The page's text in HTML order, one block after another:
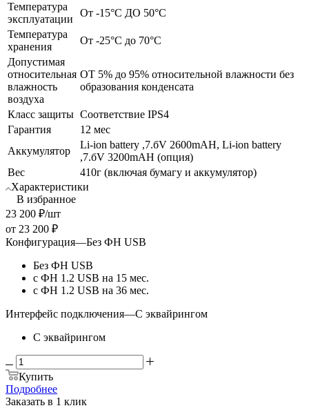
Температура
эксплуатации
От -15°С ДО 50°С
Температура
хранения
От -25°С до 70°С
Допустимая
относительная
влажность
воздуха
ОТ 5% до 95% относительной влажности без
образования конденсата
Класс защиты Соответствие IPS4
Гарантия
12 мес
Аккумулятор
Li-ion battery ,7.бV 2600mAH, Li-ion battery
,7.бV 3200mAН (опция)
Вес
410г (включая бумагу и аккумулятор)
Характеристики
В избранное
23 200 ₽/шт
от 23 200 ₽
Конфигурация—Без ФН USB
Без ФН USB
с ФН 1.2 USB на 15 мес.
с ФН 1.2 USB на 36 мес.
Интерфейс подключения—С эквайрингом
С эквайрингом
Купить
Подробнее
Заказать в 1 клик